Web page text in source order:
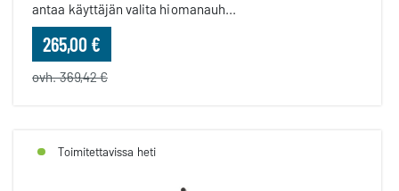
antaa käyttäjän valita hiomanauh...
265,00 €
ovh. 369,42 €
Toimitettavissa heti